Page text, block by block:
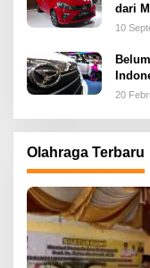
dari
10
20
Olahraga Terbaru